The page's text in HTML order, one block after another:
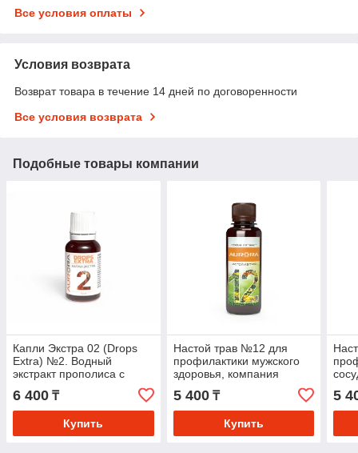
Все условия оплаты
Условия возврата
Возврат товара в течение 14 дней по договоренности
Все условия возврата
Подобные товары компании
Капли Экстра 02 (Drops
Extra) №2. Водный
экстракт прополиса с
комплексом очищающих
трав и продуктов
пчеловодства
6 400 ₸
Купить
Настой трав №12 для
профилактики мужского
здоровья, компания
5 400₸
Купить
5